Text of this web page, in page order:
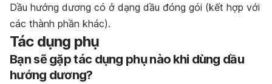
Dầu hướng dương có ở dạng dầu đóng gói (kết hợp với
các thành phần khác).
Tác dụng phụ
Bạn sẽ gặp tác dụng phụ nào khi dùng dầu
hướng dương?